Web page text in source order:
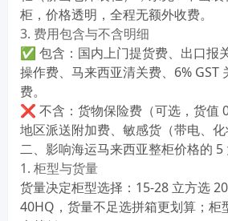
柜，价格透明，全程无额外收费。
3. 费用包含与不含明细
✅ 包含：国内上门提货费、出口报
操作费、马来西亚清关费、6% GST
费。
❌ 不含：货物保险费（可选，货值
地区派送附加费、敏感货（带电、化
二、影响海运马来西亚整柜价格的 5
1. 柜型与货量
货量决定柜型选择：15-28 立方选
40HQ，货量不足选拼箱更划算； 柜